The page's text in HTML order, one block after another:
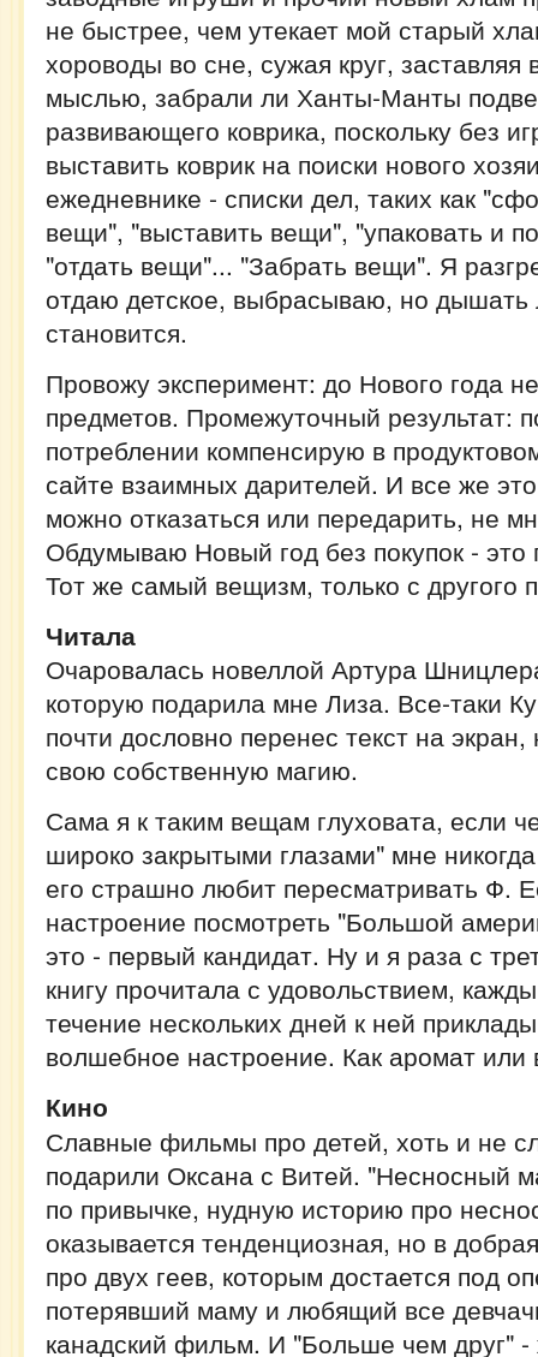
не быстрее, чем утекает мой старый
хороводы во сне, сужая круг, заставляя
мыслью, забрали ли Ханты-Манты
развивающего коврика, поскольку без
выставить коврик на поиски нового
ежедневнике - списки дел, таких как
вещи", "выставить вещи", "упаковать и
"отдать вещи"... "Забрать вещи". Я
отдаю детское, выбрасываю, но дышать
становится.
Провожу эксперимент: до Нового года
предметов. Промежуточный результат:
потреблении компенсирую в
сайте взаимных дарителей. И все же
можно отказаться или передарить, не
Обдумываю Новый год без покупок - это
Тот же самый вещизм, только с другого
Читала
Очаровалась новеллой Артура
которую подарила мне Лиза. Все-таки
почти дословно перенес текст на
свою собственную магию.
Сама я к таким вещам глуховата, если
широко закрытыми глазами" мне
его страшно любит пересматривать Ф.
настроение посмотреть "Большой
это - первый кандидат. Ну и я раза с
книгу прочитала с удовольствием,
течение нескольких дней к ней
волшебное настроение. Как аромат или
Кино
Славные фильмы про детей, хоть и не
подарили Оксана с Витей. "Несносный
по привычке, нудную историю про
оказывается тенденциозная, но в
про двух геев, которым достается под
потерявший маму и любящий все
канадский фильм. И "Больше чем друг"